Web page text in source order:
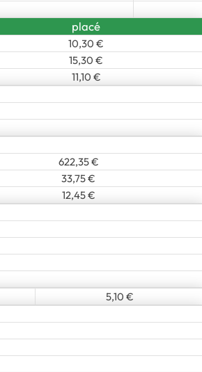
placé
10,30 €
15,30 €
11,10 €
622,35 €
33,75 €
12,45 €
5,10 €